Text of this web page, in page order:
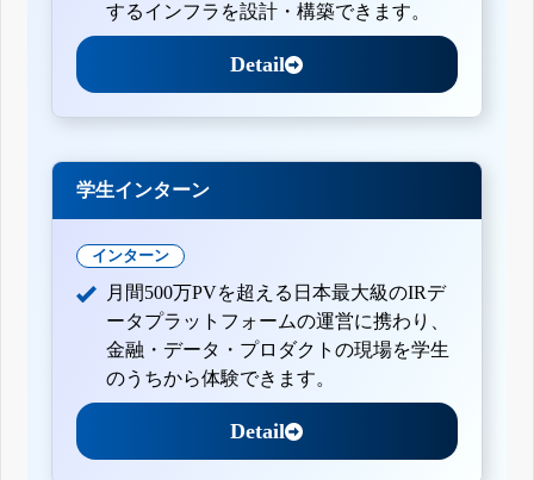
するインフラを設計・構築できます。
Detail
学生インターン
インターン
月間500万PVを超える日本最大級のIRデ
ータプラットフォームの運営に携わり、
金融・データ・プロダクトの現場を学生
のうちから体験できます。
Detail